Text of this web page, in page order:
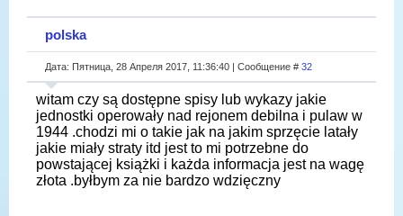
polska
Дата: Пятница, 28 Апреля 2017, 11:36:40 | Сообщение # 32
witam czy są dostępne spisy lub wykazy jakie
jednostki operowały nad rejonem debilna i pulaw w
1944 .chodzi mi o takie jak na jakim sprzęcie latały
jakie miały straty itd jest to mi potrzebne do
powstającej książki i każda informacja jest na wagę
złota .byłbym za nie bardzo wdzięczny